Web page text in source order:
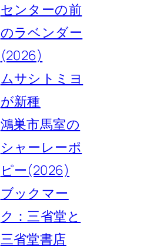
センターの前
のラベンダー
(2026)
ムサシトミヨ
が新種
鴻巣市馬室の
シャーレーポ
ピー(2026)
ブックマー
ク：三省堂と
三省堂書店